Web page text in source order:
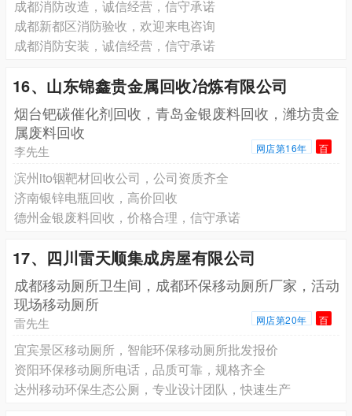
成都消防改造，诚信经营，信守承诺
成都新都区消防验收，欢迎来电咨询
成都消防安装，诚信经营，信守承诺
16、山东锦鑫贵金属回收冶炼有限公司
烟台钯碳催化剂回收，青岛金银废料回收，潍坊贵金
属废料回收
李先生 网店第16年 百
滨州ito铟靶材回收公司，公司资质齐全
济南银锌电瓶回收，高价回收
德州金银废料回收，价格合理，信守承诺
17、四川雷天顺集成房屋有限公司
成都移动厕所卫生间，成都环保移动厕所厂家，活动
现场移动厕所
雷先生 网店第20年 百
宜宾景区移动厕所，智能环保移动厕所批发报价
资阳环保移动厕所电话，品质可靠，规格齐全
达州移动环保生态公厕，专业设计团队，快速生产